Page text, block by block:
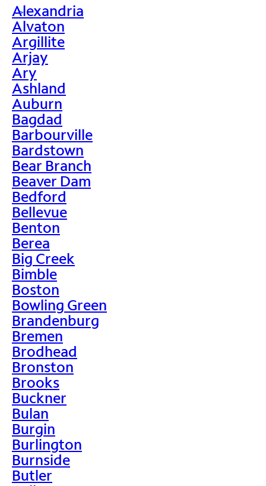
>
Alexandria
Alvaton
Argillite
Arjay
Ary
Ashland
Auburn
Bagdad
Barbourville
Bardstown
Bear Branch
Beaver Dam
Bedford
Bellevue
Benton
Berea
Big Creek
Bimble
Boston
Bowling Green
Brandenburg
Bremen
Brodhead
Bronston
Brooks
Buckner
Bulan
Burgin
Burlington
Burnside
Butler